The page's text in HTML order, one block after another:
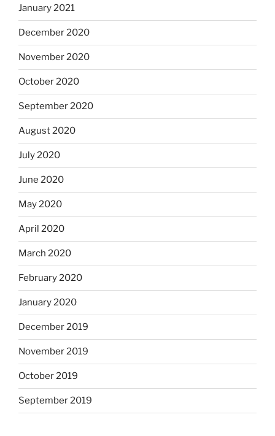
January 2021
December 2020
November 2020
October 2020
September 2020
August 2020
July 2020
June 2020
May 2020
April 2020
March 2020
February 2020
January 2020
December 2019
November 2019
October 2019
September 2019